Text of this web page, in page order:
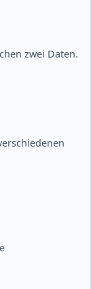
zwei Daten.